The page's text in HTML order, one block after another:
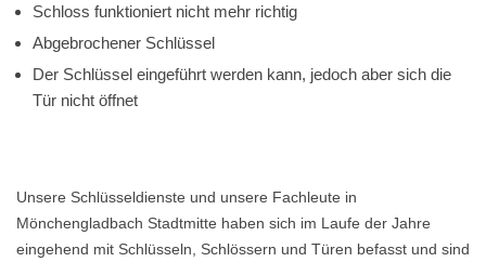
Schloss funktioniert nicht mehr richtig
Abgebrochener Schlüssel
Der Schlüssel eingeführt werden kann, jedoch aber sich die
Tür nicht öffnet
Unsere Schlüsseldienste und unsere Fachleute in
Mönchengladbach Stadtmitte haben sich im Laufe der Jahre
eingehend mit Schlüsseln, Schlössern und Türen befasst und sind